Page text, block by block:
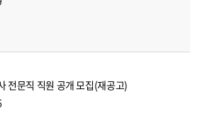
전문직 직원 공개 모집(재공고)